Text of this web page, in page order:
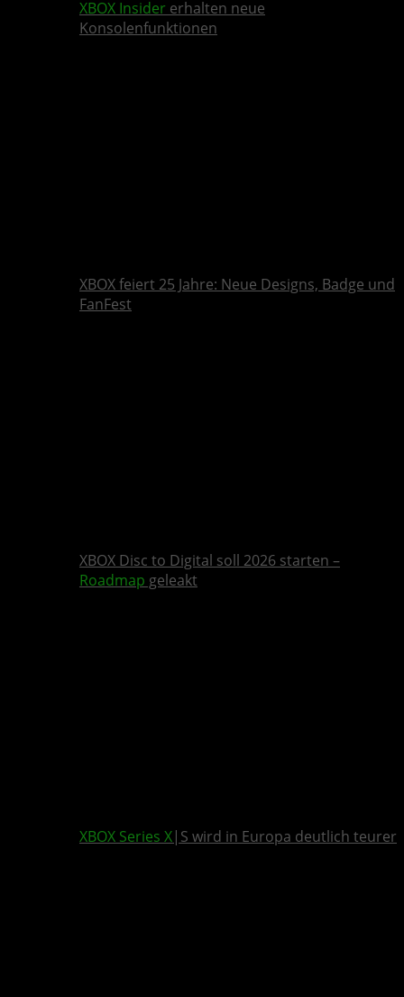
XBOX Insider erhalten neue
Konsolenfunktionen
XBOX feiert 25 Jahre: Neue Designs, Badge und
FanFest
XBOX Disc to Digital soll 2026 starten –
Roadmap geleakt
XBOX Series X|S wird in Europa deutlich teurer